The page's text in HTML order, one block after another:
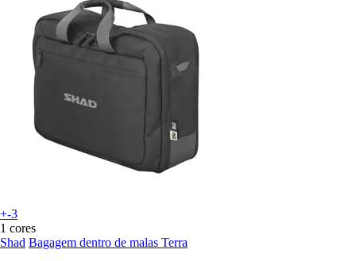
+-3
1 cores
Shad Bagagem dentro de malas Terra